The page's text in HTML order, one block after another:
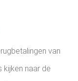
van
kijken naar de